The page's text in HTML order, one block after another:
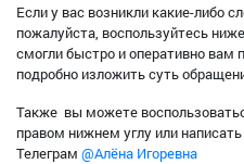
Если у вас возникли какие-либо
пожалуйста, воспользуйтесь
смогли быстро и оперативно
подробно изложить суть
Также вы можете
правом нижнем углу или
Телеграм @Алёна Игоревна